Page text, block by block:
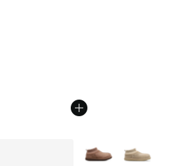
Der Preis ist von € 119,99 auf €
Weitere Farben